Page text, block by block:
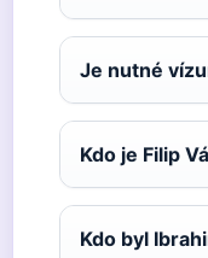
Je nutné
Kdo je Filip
Kdo byl